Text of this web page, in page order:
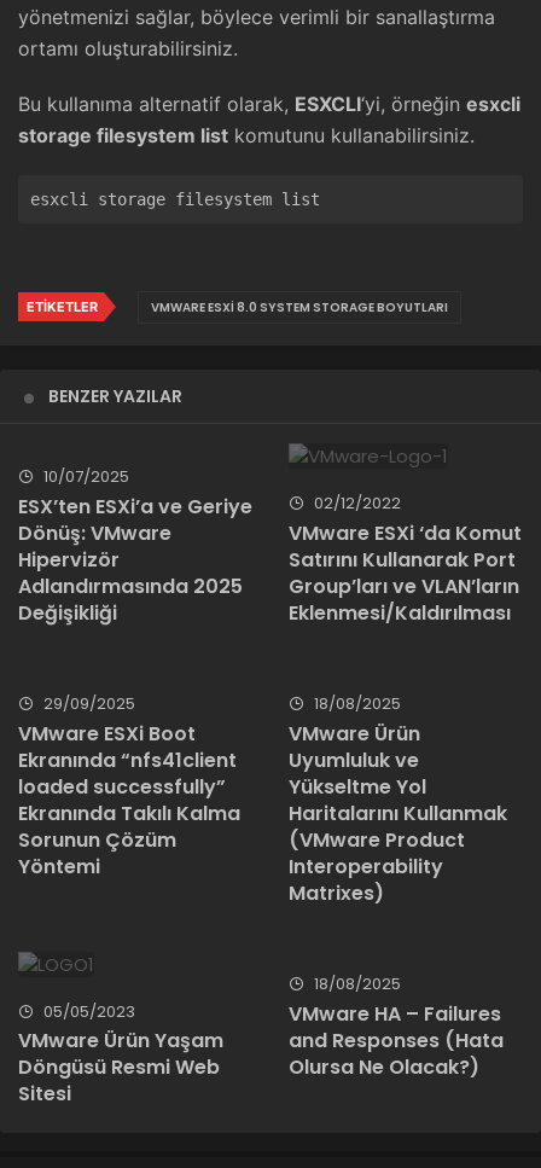
yönetmenizi sağlar, böylece verimli bir sanallaştırma
ortamı oluşturabilirsiniz.
Bu kullanıma alternatif olarak, ESXCLI‘yi, örneğin esxcli
storage filesystem list komutunu kullanabilirsiniz.
ETIKETLER VMWARE ESXI 8.0 SYSTEM STORAGE BOYUTLARI
BENZER YAZILAR
10/07/2025
ESX’ten ESXi’a ve Geriye
Dönüş: VMware
Hipervizör
Adlandırmasında 2025
Değişikliği
02/12/2022
VMware ESXi ‘da Komut
Satırını Kullanarak Port
Group’ları ve VLAN’ların
Eklenmesi/Kaldırılması
29/09/2025
VMware ESXi Boot
Ekranında “nfs41client
loaded successfully”
Ekranında Takılı Kalma
Sorunun Çözüm
Yöntemi
18/08/2025
VMware Ürün
Uyumluluk ve
Yükseltme Yol
Haritalarını Kullanmak
(VMware Product
Interoperability
Matrixes)
05/05/2023
VMware Ürün Yaşam
Döngüsü Resmi Web
Sitesi
18/08/2025
VMware HA – Failures
and Responses (Hata
Olursa Ne Olacak?)